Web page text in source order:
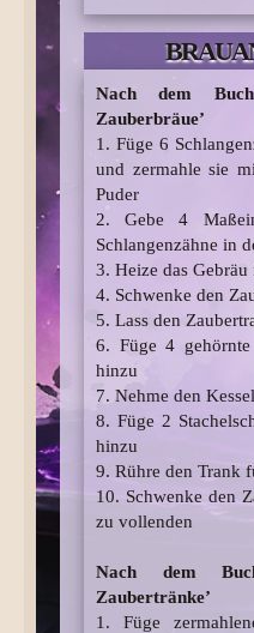
Nach dem
Zauberbräue’
1. Füge 6
und zermahle sie
Puder
2. Gebe 4
Schlangenzähne in
3. Heize das
4. Schwenke den
5. Lass den
6. Füge 4 gehörnte
hinzu
7. Nehme den
8. Füge 2
hinzu
9. Rühre den Trank
10. Schwenke den
zu vollenden
Nach dem
Zaubertränke’
1. Füge